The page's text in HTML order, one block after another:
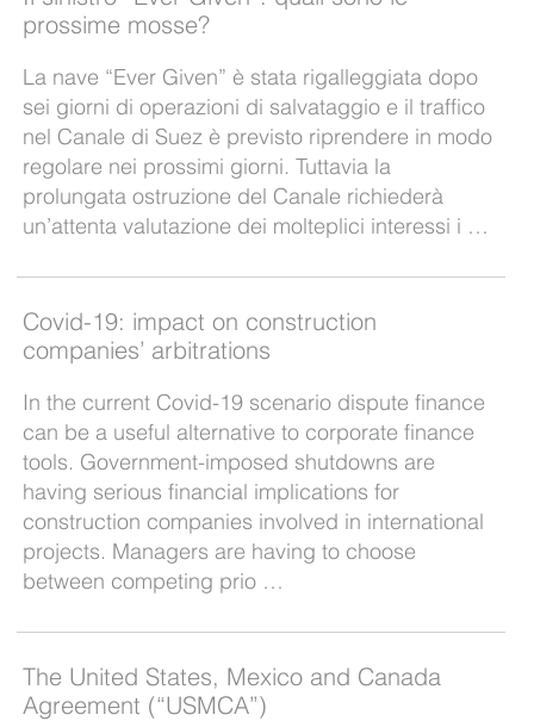
prossime mosse?
La nave “Ever Given” è stata rigalleggiata dopo
sei giorni di operazioni di salvataggio e il traffico
nel Canale di Suez è previsto riprendere in modo
regolare nei prossimi giorni. Tuttavia la
prolungata ostruzione del Canale richiederà
un’attenta valutazione dei molteplici interessi i …
Covid-19: impact on construction
companies’ arbitrations
In the current Covid-19 scenario dispute finance
can be a useful alternative to corporate finance
tools. Government-imposed shutdowns are
having serious financial implications for
construction companies involved in international
projects. Managers are having to choose
between competing prio …
The United States, Mexico and Canada
Agreement (“USMCA”)